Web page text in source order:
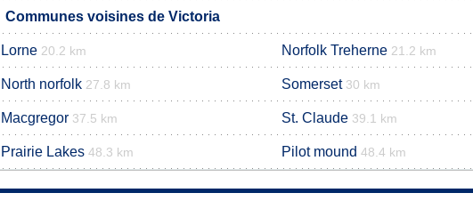
Communes voisines de Victoria
Lorne 20.2 km Norfolk Treherne 21.2 km
North norfolk 27.8 km Somerset 30 km
Macgregor 37.5 km St. Claude 39.1 km
Prairie Lakes 48.3 km Pilot mound 48.4 km